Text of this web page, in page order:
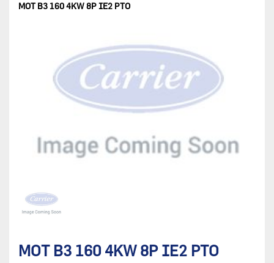
MOT B3 160 4KW 8P IE2 PTO
MOT B3 160 4KW 8P IE2 PTO